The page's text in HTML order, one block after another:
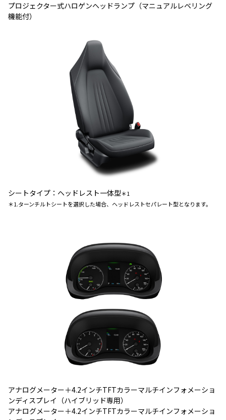
プロジェクター式ハロゲンヘッドランプ（マニュアルレベリング
機能付）
シートタイプ：ヘッドレスト一体型＊1
＊1.ターンチルトシートを選択した場合、ヘッドレストセパレート型となります。
アナログメーター＋4.2インチTFTカラーマルチインフォメーショ
ンディスプレイ（ハイブリッド専用）
アナログメーター＋4.2インチTFTカラーマルチインフォメーショ